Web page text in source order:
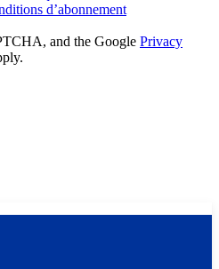
d’abonnement
and the Google Privacy